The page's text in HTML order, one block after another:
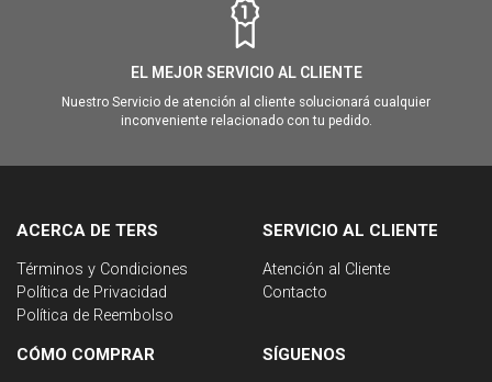
EL MEJOR SERVICIO AL CLIENTE
Nuestro Servicio de atención al cliente solucionará cualquier
inconveniente relacionado con tu pedido.
ACERCA DE TERS
Términos y Condiciones
Política de Privacidad
Política de Reembolso
SERVICIO AL CLIENTE
Atención al Cliente
Contacto
CÓMO COMPRAR SÍGUENOS